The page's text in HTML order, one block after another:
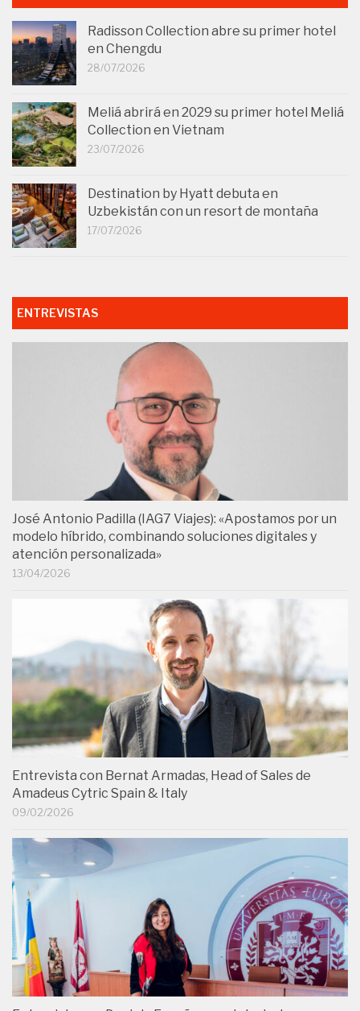
Radisson Collection abre su primer hotel
en Chengdu
28/07/2026
Meliá abrirá en 2029 su primer hotel Meliá
Collection en Vietnam
23/07/2026
Destination by Hyatt debuta en
Uzbekistán con un resort de montaña
17/07/2026
ENTREVISTAS
José Antonio Padilla (IAG7 Viajes): «Apostamos por un
modelo híbrido, combinando soluciones digitales y
atención personalizada»
13/04/2026
Entrevista con Bernat Armadas, Head of Sales de
Amadeus Cytric Spain & Italy
09/02/2026